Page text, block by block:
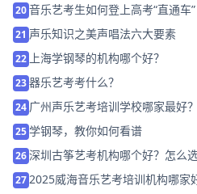
20音乐艺考生如何登上高考“直通车”
21 声乐知识之美声唱法六大要素
22 上海学钢琴的机构哪个好？
23器乐艺考考什么？
24 广州声乐艺考培训学校哪家最好？
25学钢琴，教你如何看谱
26深圳古筝艺考机构哪个好？怎么选
27 2025威海音乐艺考培训机构哪家